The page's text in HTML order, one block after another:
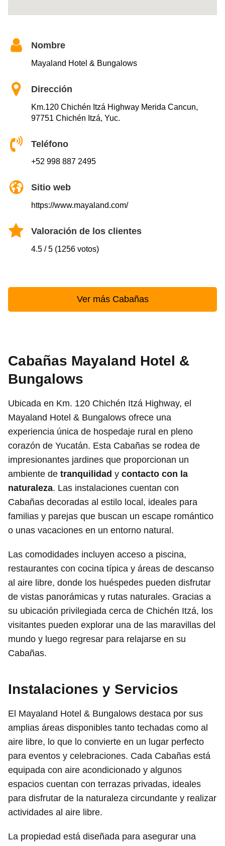
Nombre
Mayaland Hotel & Bungalows
Dirección
Km.120 Chichén Itzá Highway Merida Cancun,
97751 Chichén Itzá, Yuc.
Teléfono
+52 998 887 2495
Sitio web
https://www.mayaland.com/
Valoración de los clientes
4.5 / 5 (1256 votos)
Ver más Cabañas
Cabañas Mayaland Hotel &
Bungalows
Ubicada en Km. 120 Chichén Itzá Highway, el
Mayaland Hotel & Bungalows ofrece una
experiencia única de hospedaje rural en pleno
corazón de Yucatán. Esta Cabañas se rodea de
impresionantes jardines que proporcionan un
ambiente de tranquilidad y contacto con la
naturaleza. Las instalaciones cuentan con
Cabañas decoradas al estilo local, ideales para
familias y parejas que buscan un escape romántico
o unas vacaciones en un entorno natural.
Las comodidades incluyen acceso a piscina,
restaurantes con cocina típica y áreas de descanso
al aire libre, donde los huéspedes pueden disfrutar
de vistas panorámicas y rutas naturales. Gracias a
su ubicación privilegiada cerca de Chichén Itzá, los
visitantes pueden explorar una de las maravillas del
mundo y luego regresar para relajarse en su
Cabañas.
Instalaciones y Servicios
El Mayaland Hotel & Bungalows destaca por sus
amplias áreas disponibles tanto techadas como al
aire libre, lo que lo convierte en un lugar perfecto
para eventos y celebraciones. Cada Cabañas está
equipada con aire acondicionado y algunos
espacios cuentan con terrazas privadas, ideales
para disfrutar de la naturaleza circundante y realizar
actividades al aire libre.
La propiedad está diseñada para asegurar una